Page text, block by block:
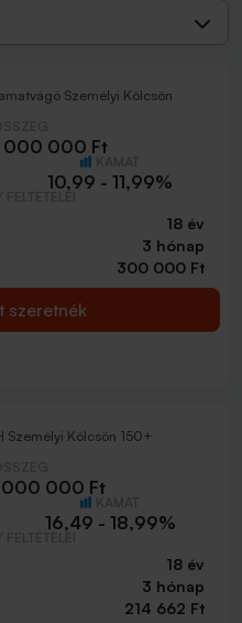
Személyi Kölcsön
000 000 Ft
10,99 - 11,99%
18 év
3 hónap
300 000 Ft
szeretnék
Személyi Kölcsön 150+
000 Ft
16,49 - 18,99%
18 év
3 hónap
214 662 Ft